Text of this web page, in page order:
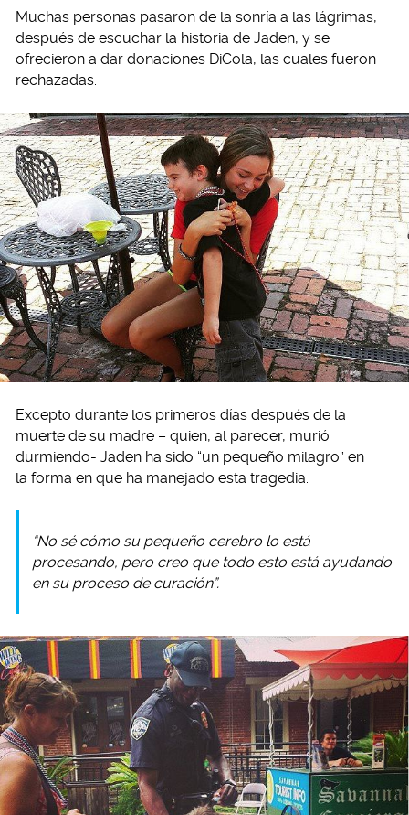
Muchas personas pasaron de la sonría a las lágrimas,
después de escuchar la historia de Jaden, y se
ofrecieron a dar donaciones DiCola, las cuales fueron
rechazadas.
Excepto durante los primeros días después de la
muerte de su madre – quien, al parecer, murió
durmiendo- Jaden ha sido “un pequeño milagro” en
la forma en que ha manejado esta tragedia.
“No sé cómo su pequeño cerebro lo está
procesando, pero creo que todo esto está ayudando
en su proceso de curación”.